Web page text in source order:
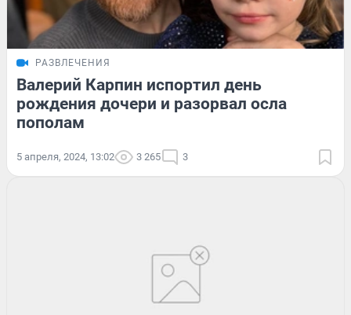
РАЗВЛЕЧЕНИЯ
Валерий Карпин испортил день
рождения дочери и разорвал осла
пополам
5 апреля, 2024, 13:02 3 265 3